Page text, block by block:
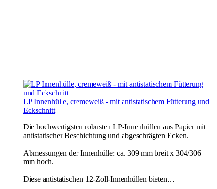
LP Innenhülle, cremeweiß - mit antistatischem Fütterung und
Eckschnitt
Die hochwertigsten robusten LP-Innenhüllen aus Papier mit
antistatischer Beschichtung und abgeschrägten Ecken.
Abmessungen der Innenhülle: ca. 309 mm breit x 304/306
mm hoch.
Diese antistatischen 12-Zoll-Innenhüllen bieten…